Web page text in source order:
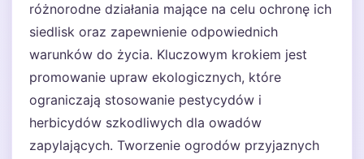
różnorodne działania mające na celu ochronę ich
siedlisk oraz zapewnienie odpowiednich
warunków do życia. Kluczowym krokiem jest
promowanie upraw ekologicznych, które
ograniczają stosowanie pestycydów i
herbicydów szkodliwych dla owadów
zapylających. Tworzenie ogrodów przyjaznych